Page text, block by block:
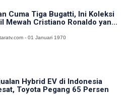
Cuma Tiga Bugatti, Ini Koleksi
Mewah Cristiano Ronaldo yan...
- 01 Januari 1970
Hybrid EV di Indonesia
Toyota Pegang 65 Persen